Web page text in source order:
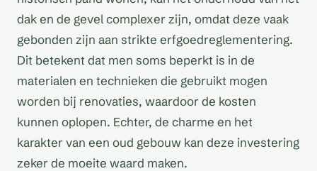
dak en de gevel complexer zijn, omdat deze vaak
gebonden zijn aan strikte erfgoedreglementering.
Dit betekent dat men soms beperkt is in de
materialen en technieken die gebruikt mogen
worden bij renovaties, waardoor de kosten
kunnen oplopen. Echter, de charme en het
karakter van een oud gebouw kan deze investering
zeker de moeite waard maken.